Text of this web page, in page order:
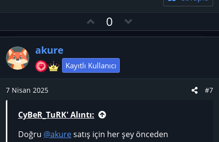
O
y
a
0
o
o
akure
Kayıtlı Kullanıcı
7 Nisan 2025 #7
CyBeR_TuRK' Alıntı:
Doğru @akuresatış için her şey önceden